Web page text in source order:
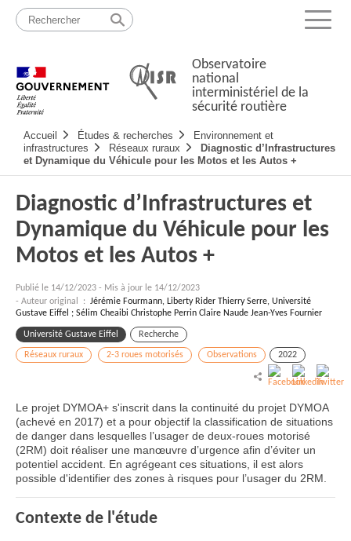
Passer
contenu
Menu
Observatoire
national
interministériel de la
sécurité routière
principale
Accueil Études & recherches
Environnement et
infrastructures
Réseaux ruraux
Diagnostic d’Infrastructures
et Dynamique du Véhicule pour les Motos et les Autos +
Diagnostic d’Infrastructures et
Dynamique du Véhicule pour les
Motos et les Autos +
Publié le 14/12/2023 - Mis à jour le 14/12/2023
- Auteur original : Jérémie Fourmann, Liberty Rider Thierry Serre, Université
Gustave Eiffel ; Sélim Cheaibi Christophe Perrin Claire Naude Jean-Yves Fournier
Université Gustave Eiffel Recherche
Réseaux ruraux 2-3 roues motorisés Observations 2022
Le projet DYMOA+ s'inscrit dans la continuité du projet DYMOA
(achevé en 2017) et a pour objectif la classification de situations
de danger dans lesquelles l’usager de deux-roues motorisé
(2RM) doit réaliser une manœuvre d’urgence afin d’éviter un
potentiel accident. En agrégeant ces situations, il est alors
possible d'identifier des zones à risques pour l’usager du 2RM.
Contexte de l'étude